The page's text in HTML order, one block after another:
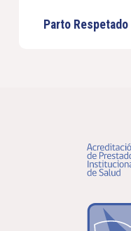
Parto Respetado